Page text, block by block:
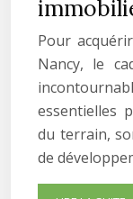
Pour
Nancy, le
essentielles
du terrain,
de